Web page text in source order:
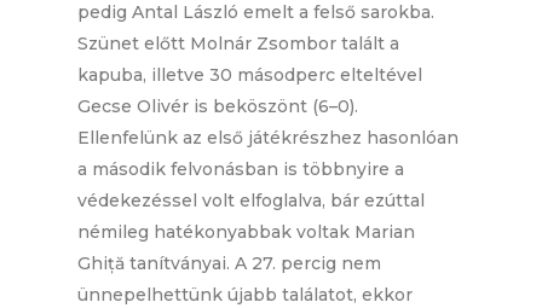
pedig Antal László emelt a felső sarokba.
Szünet előtt Molnár Zsombor talált a
kapuba, illetve 30 másodperc elteltével
Gecse Olivér is beköszönt (6–0).
Ellenfelünk az első játékrészhez hasonlóan
a második felvonásban is többnyire a
védekezéssel volt elfoglalva, bár ezúttal
némileg hatékonyabbak voltak Marian
Ghiță tanítványai. A 27. percig nem
ünnepelhettünk újabb találatot, ekkor